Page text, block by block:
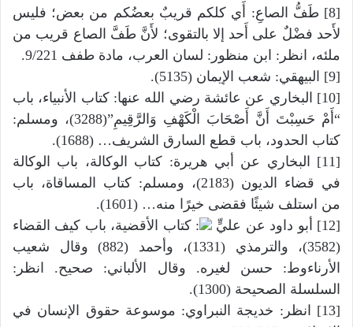
[8] طَفُّ الصاعِ: أَي كلكم قريبٌ بعضُكم من بعض؛ فليس
لأَحد فضْلٌ على أَحد إلا بالتقوى؛ لأَنَّ طَفَّ الصاع قريب من
ملئه، انظر: ابن منظور: لسان العرب، مادة طفف 9/221.
[9] البيهقي: شعب الإيمان (5135).
[10] البخاري عن عائشة رضي الله عنها: كتاب الأنبياء، باب
“أَمْ حَسِبْتَ أَنَّ أَصْحَابَ الْكَهْفِ وَالرَّقِيمِ”(3288)، ومسلم:
كتاب الحدود، باب قطع السارق الشريف… (1688).
[11] البخاري عن أبي هريرة: كتاب الوكالة، باب الوكالة
في قضاء الديون (2183)، ومسلم: كتاب المساقاة، باب
من استلف شيئًا فقضى خيرًا منه… (1601).
[12] أبو داود عن عليٍّ
: كتاب الأقضية، باب كيف القضاء
(3582)، والترمذي (1331)، وأحمد (882) وقال شعيب
الأرناءوط: حسن لغيره. وقال الألباني: صحيح. انظر:
السلسلة الصحيحة (1300).
[13] انظر: خديجة النبراوي: موسوعة حقوق الإنسان في